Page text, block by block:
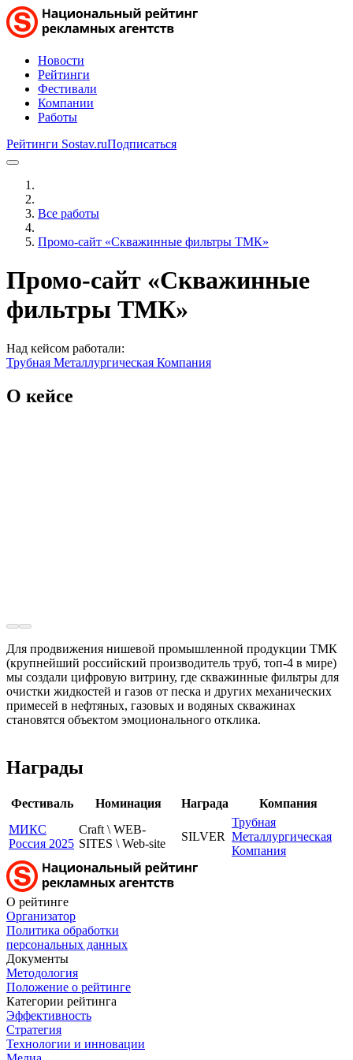
Новости
Рейтинги
Фестивали
Компании
Работы
Рейтинги Sostav.ruПодписаться
Все работы
Промо-сайт «Скважинные фильтры ТМК»
Промо-сайт «Скважинные
фильтры ТМК»
Над кейсом работали:
Трубная Металлургическая Компания
О кейсе
Для продвижения нишевой промышленной продукции ТМК
(крупнейший российский производитель труб, топ-4 в мире)
мы создали цифровую витрину, где скважинные фильтры для
очистки жидкостей и газов от песка и других механических
примесей в нефтяных, газовых и водяных скважинах
становятся объектом эмоционального отклика.
Награды
Фестиваль Номинация Награда
Компания
МИКС
Россия 2025
Craft \ WEB-
SITES \ Web-site
SILVER
Трубная
Металлургическая
Компания
О рейтинге
Организатор
Политика обработки
персональных данных
Документы
Методология
Положение о рейтинге
Категории рейтинга
Эффективность
Стратегия
Технологии и инновации